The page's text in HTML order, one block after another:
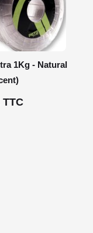
1Kg - Natural
TTC